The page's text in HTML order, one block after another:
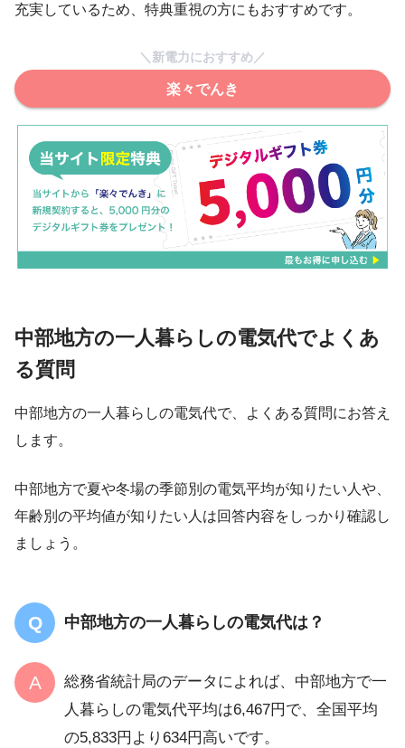
充実しているため、特典重視の方にもおすすめです。
＼新電力におすすめ／
楽々でんき
中部地方の一人暮らしの電気代でよくあ
る質問
中部地方の一人暮らしの電気代で、よくある質問にお答え
します。
中部地方で夏や冬場の季節別の電気平均が知りたい人や、
年齢別の平均値が知りたい人は回答内容をしっかり確認し
ましょう。
中部地方の一人暮らしの電気代は？
総務省統計局のデータによれば、中部地方で一
人暮らしの電気代平均は6,467円で、全国平均
の5,833円より634円高いです。